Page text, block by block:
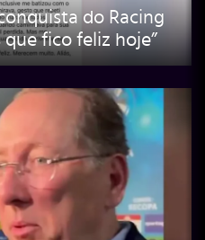
do Racing
que fico feliz hoje”